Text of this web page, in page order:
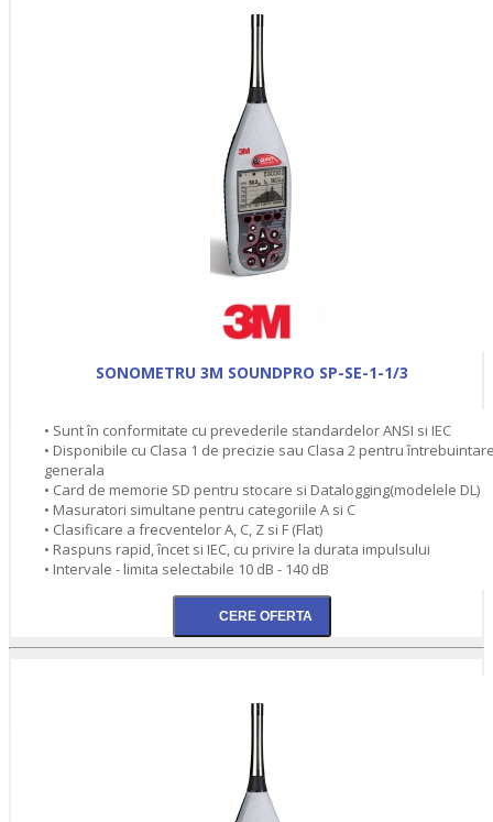
SONOMETRU 3M SOUNDPRO SP-SE-1-1/3
• Sunt în conformitate cu prevederile standardelor ANSI si IEC
• Disponibile cu Clasa 1 de precizie sau Clasa 2 pentru
generala
• Card de memorie SD pentru stocare si Datalogging(modelele DL)
• Masuratori simultane pentru categoriile A si C
• Clasificare a frecventelor A, C, Z si F (Flat)
• Raspuns rapid, încet si IEC, cu privire la durata impulsului
• Intervale - limita selectabile 10 dB - 140 dB